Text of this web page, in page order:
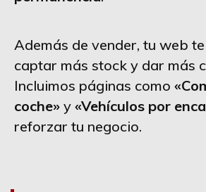
Además de vender, tu web
captar más stock y dar más
Incluimos páginas como
coche» y «Vehículos por
reforzar tu negocio.